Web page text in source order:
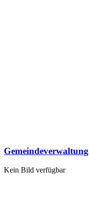
Kein Bild verfügbar